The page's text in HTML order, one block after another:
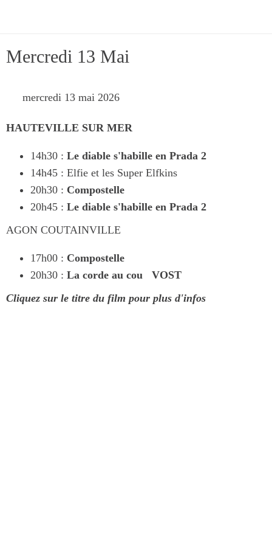
Mercredi 13 Mai
mercredi 13 mai 2026
HAUTEVILLE SUR MER
14h30 : Le diable s'habille en Prada 2
14h45 : Elfie et les Super Elfkins
20h30 : Compostelle
20h45 : Le diable s'habille en Prada 2
AGON COUTAINVILLE
17h00 : Compostelle
20h30 : La corde au cou
VOST
Cliquez sur le titre du film pour plus d'infos